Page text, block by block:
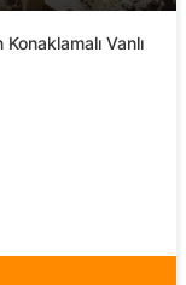
Vanlı